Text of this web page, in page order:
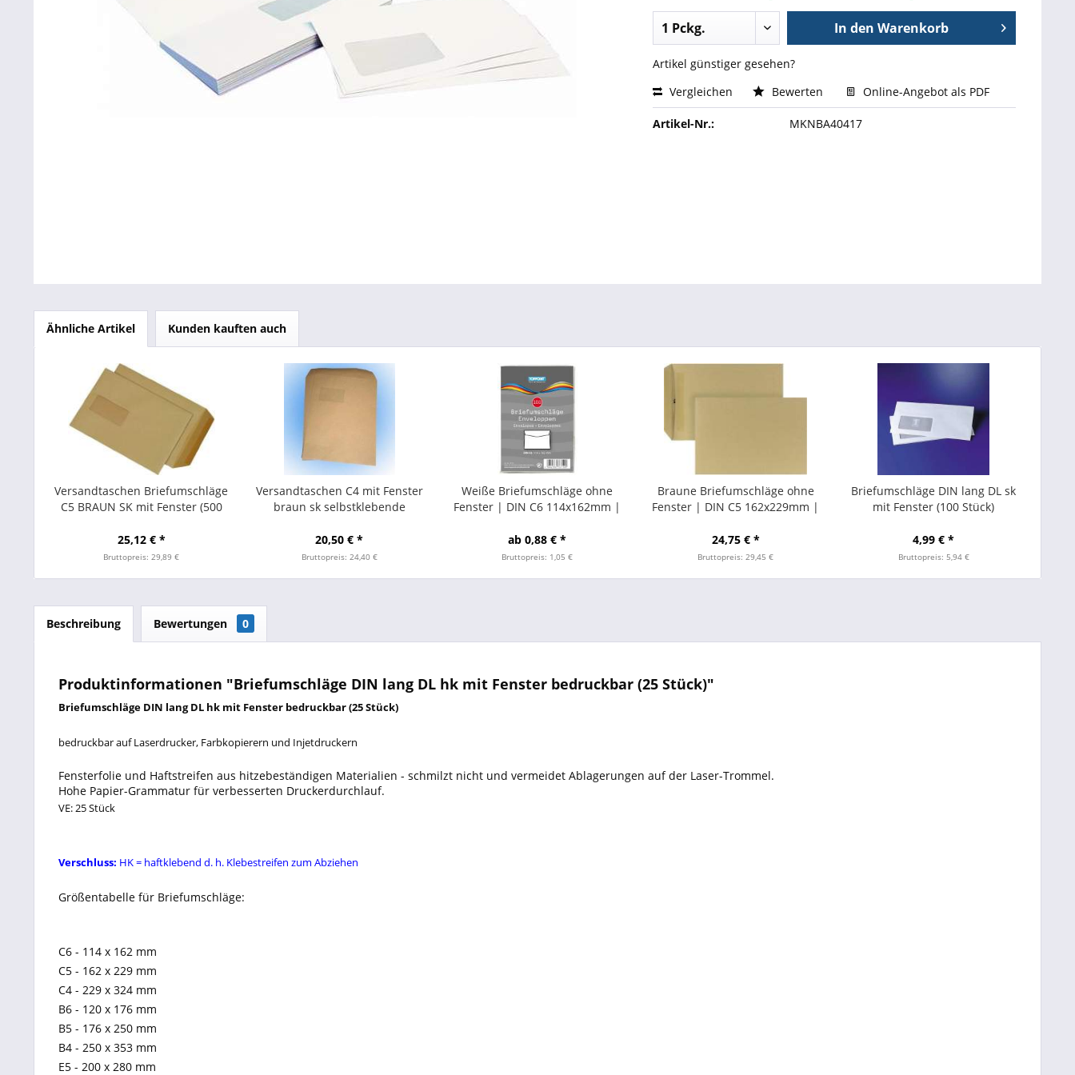
Betriebsausstattung & Lagerausstattung
Tragetaschen & Geschenkverpackungen
In den Warenkorb
Artikel günstiger gesehen?
Vergleichen
Bewerten Online-Angebot als PDF
Artikel-Nr.: MKNBA40417
Ähnliche Artikel Kunden kauften auch
Versandtaschen Briefumschläge
C5 BRAUN SK mit Fenster (500
25,12 € *
Bruttopreis: 29,89 €
Versandtaschen C4 mit Fenster
braun sk selbstklebende
20,50 € *
Bruttopreis: 24,40 €
Weiße Briefumschläge ohne
Fenster | DIN C6 114x162mm |
ab 0,88 € *
Bruttopreis: 1,05 €
Braune Briefumschläge ohne
Fenster | DIN C5 162x229mm |
24,75 € *
Bruttopreis: 29,45 €
Briefumschläge DIN lang DL sk
mit Fenster (100 Stück)
4,99 € *
Bruttopreis: 5,94 €
Beschreibung Bewertungen 0
Produktinformationen "Briefumschläge DIN lang DL hk mit Fenster bedruckbar (25 Stück)"
Briefumschläge DIN lang DL hk mit Fenster bedruckbar (25 Stück)
bedruckbar auf Laserdrucker, Farbkopierern und Injetdruckern
Fensterfolie und Haftstreifen aus hitzebeständigen Materialien - schmilzt nicht und vermeidet Ablagerungen auf der Laser-Trommel.
Hohe Papier-Grammatur für verbesserten Druckerdurchlauf.
VE: 25 Stück
Verschluss: HK = haftklebend d. h. Klebestreifen zum Abziehen
Größentabelle für Briefumschläge:
C6 - 114 x 162 mm
C5 - 162 x 229 mm
C4 - 229 x 324 mm
B6 - 120 x 176 mm
B5 - 176 x 250 mm
B4 - 250 x 353 mm
E5 - 200 x 280 mm